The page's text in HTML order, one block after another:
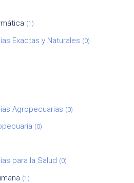
(1)
Exactas y Naturales (0)
Agropecuarias (0)
(0)
para la Salud (0)
(1)